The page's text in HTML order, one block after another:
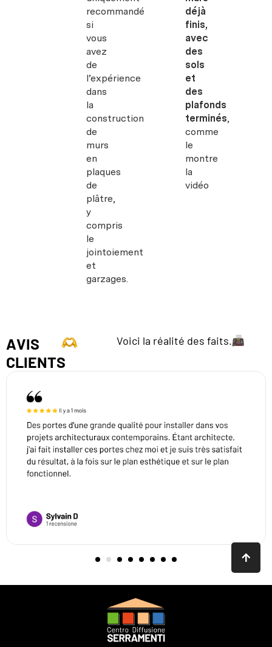
recommandé
si
vous
avez
de
l’expérience
dans
la
construction
de
murs
en
plaques
de
plâtre,
y
compris
le
jointoiement
et
garzages.
déjà
finis,
avec
des
sols
et
des
plafonds
terminés,
comme
le
montre
la
vidéo
AVIS
CLIENTS
Voici la réalité des faits.